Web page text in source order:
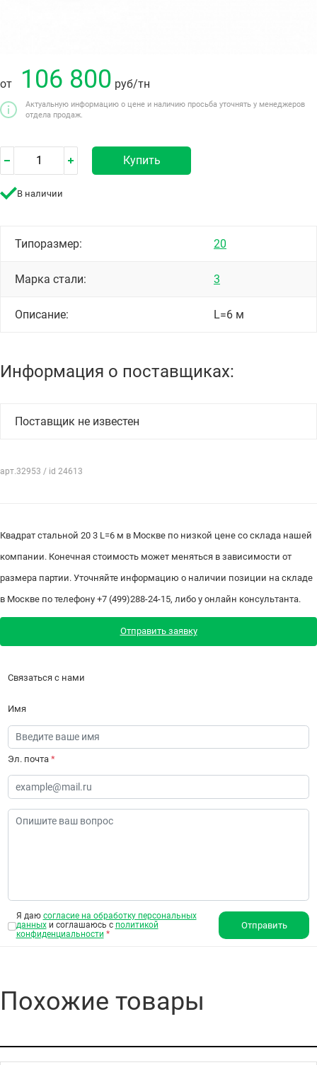
от 106 800 руб/тн
Актуальную информацию о цене и наличию просьба уточнять у менеджеров
отдела продаж.
Купить
В наличии
Типоразмер: 20
Марка стали: 3
Описание: L=6 м
Информация о поставщиках:
Поставщик не известен
арт.32953 / id 24613
Квадрат стальной 20 3 L=6 м в Москве по низкой цене со склада нашей
компании. Конечная стоимость может меняться в зависимости от
размера партии. Уточняйте информацию о наличии позиции на складе
в Москве по телефону +7 (499)288-24-15, либо у онлайн консультанта.
Отправить заявку
Связаться с нами
Имя
Эл. почта *
Я даю согласие на обработку персональных
данныхи соглашаюсь с политикой
конфиденциальности *
Отправить
Похожие товары